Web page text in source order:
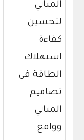
المباني
لتحسين
كفاءة
استهلاك
الطاقة في
تصاميم
المباني
وواقع